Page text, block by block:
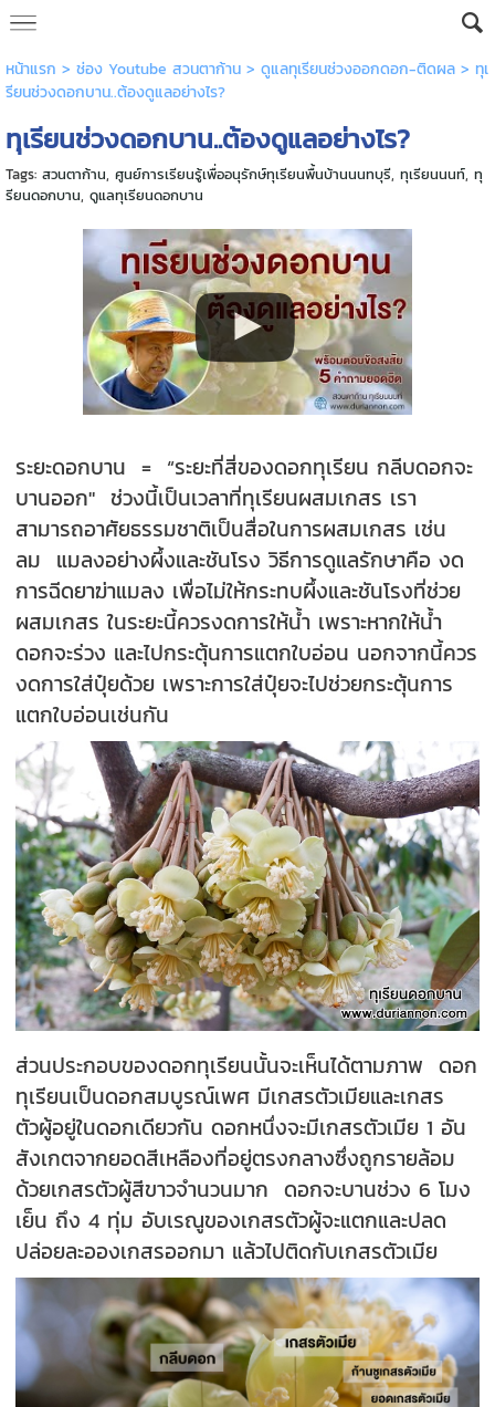
หน้าแรก > ช่อง Youtube สวนตาก้าน> ดูแลทุเรียนช่วงออกดอก-ติดผล> ทุเ
รียนช่วงดอกบาน..ต้องดูแลอย่างไร?
ทุเรียนช่วงดอกบาน..ต้องดูแลอย่างไร?
Tags: สวนตาก้าน, ศูนย์การเรียนรู้เพื่ออนุรักษ์ทุเรียนพื้นบ้านนนทบุรี, ทุเรียนนนท์, ทุ
รียนดอกบาน, ดูแลทุเรียนดอกบาน
ระยะดอกบาน = “ระยะที่สี่ของดอกทุเรียน กลีบดอกจะ
บานออก"ช่วงนี้เป็นเวลาที่ทุเรียนผสมเกสร เรา
สามารถอาศัยธรรมชาติเป็นสื่อในการผสมเกสร เช่น
ลม แมลงอย่างผึ้งและชันโรงวิธีการดูแลรักษาคือ งด
การฉีดยาฆ่าแมลง เพื่อไม่ให้กระทบผึ้งและชันโรงที่ช่วย
ผสมเกสร ในระยะนี้ควรงดการให้น้ำ เพราะหากให้น้ำ
ดอกจะร่วง และไปกระตุ้นการแตกใบอ่อน นอกจากนี้ควร
งดการใส่ปุ๋ยด้วย เพราะการใส่ปุ๋ยจะไปช่วยกระตุ้นการ
แตกใบอ่อนเช่นกัน
ส่วนประกอบของดอกทุเรียนนั้นจะเห็นได้ตามภาพดอก
ทุเรียนเป็นดอกสมบูรณ์เพศ มีเกสรตัวเมียและเกสร
ตัวผู้อยู่ในดอกเดียวกันดอกหนึ่งจะมีเกสรตัวเมีย 1 อัน
สังเกตจากยอดสีเหลืองที่อยู่ตรงกลางซึ่งถูกรายล้อม
ด้วยเกสรตัวผู้สีขาวจำนวนมาก ดอกจะบานช่วง 6 โมง
เย็น ถึง 4 ทุ่ม อับเรณูของเกสรตัวผู้จะแตกและปลด
ปล่อยละอองเกสรออกมา แล้วไปติดกับเกสรตัวเมีย